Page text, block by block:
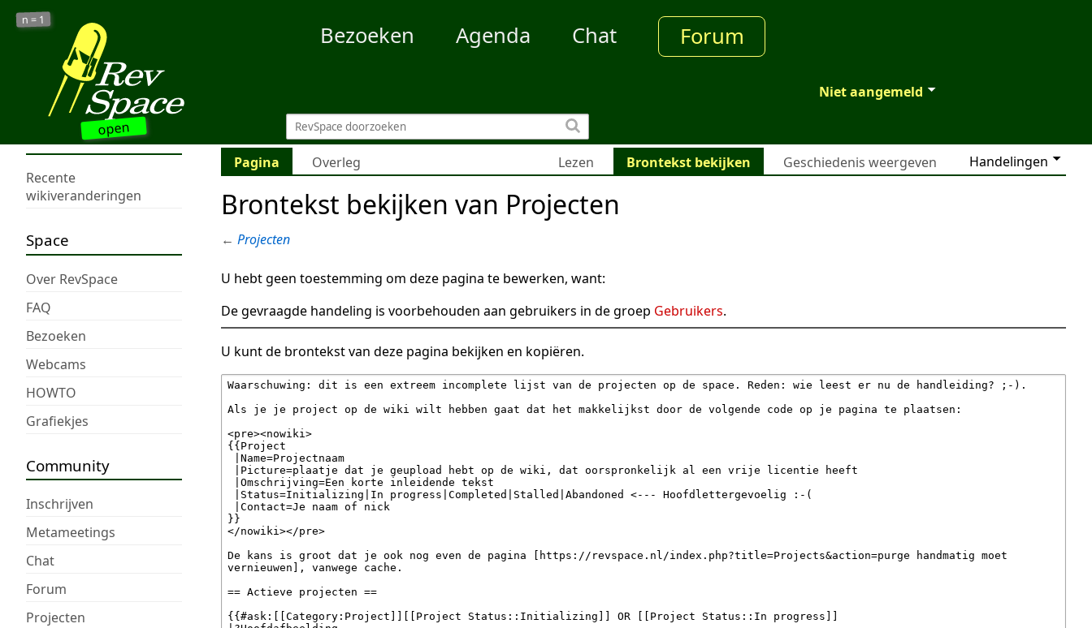
open
n = 1
Bezoeken Agenda Chat Forum
Niet aangemeld
Recente
wikiveranderingen
Space
Over RevSpace
FAQ
Bezoeken
Webcams
HOWTO
Grafiekjes
Community
Inschrijven
Metameetings
Chat
Forum
Projecten
Pagina Overleg Handelingen
Lezen Brontekst bekijken Geschiedenis weergeven
Brontekst bekijken van Projecten
← Projecten
U hebt geen toestemming om deze pagina te bewerken, want:
De gevraagde handeling is voorbehouden aan gebruikers in de groep Gebruikers.
U kunt de brontekst van deze pagina bekijken en kopiëren.